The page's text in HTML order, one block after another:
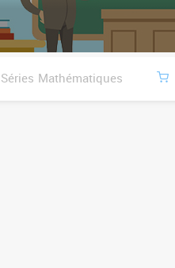
Séries Mathématiques